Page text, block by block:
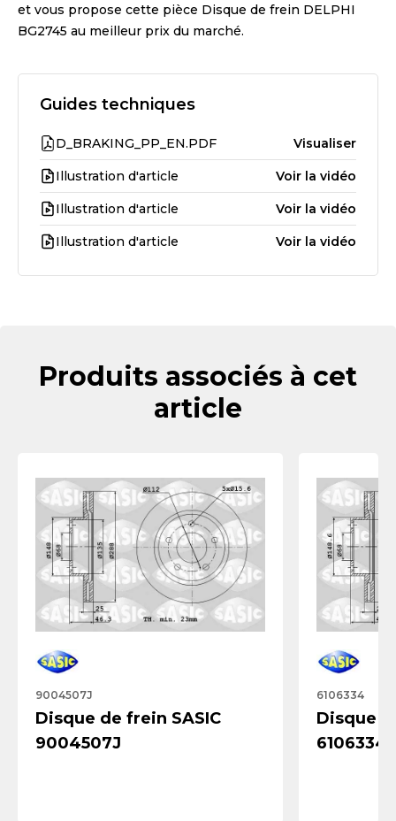
et vous propose cette pièce Disque de frein DELPHI
BG2745 au meilleur prix du marché.
Guides techniques
D_BRAKING_PP_EN.PDF Visualiser
Illustration d'article Voir la vidéo
Illustration d'article Voir la vidéo
Illustration d'article Voir la vidéo
Produits associés à cet
article
9004507J
Disque de frein SASIC
9004507J
6106334
Disque
6106334